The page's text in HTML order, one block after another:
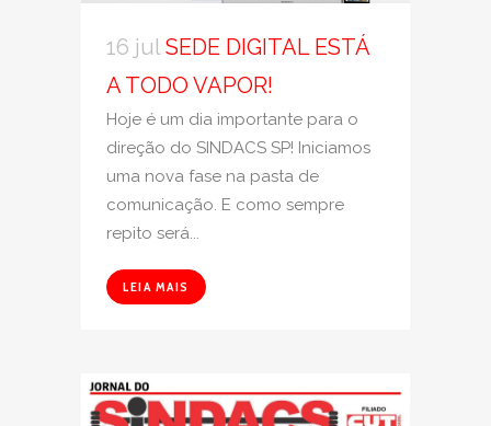
16 jul SEDE DIGITAL ESTÁ
A TODO VAPOR!
Hoje é um dia importante para o
direção do SINDACS SP! Iniciamos
uma nova fase na pasta de
comunicação. E como sempre
repito será...
LEIA MAIS